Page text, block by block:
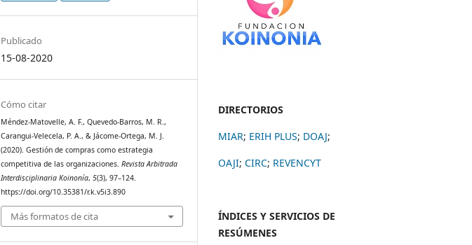
Publicado
15-08-2020
Cómo citar
Méndez-Matovelle, A. F., Quevedo-Barros, M. R.,
Carangui-Velecela, P. A., & Jácome-Ortega, M. J.
(2020). Gestión de compras como estrategia
competitiva de las organizaciones.Revista Arbitrada
Interdisciplinaria Koinonía,5(3), 97–124.
https://doi.org/10.35381/r.k.v5i3.890
Más formatos de cita
DIRECTORIOS
MIAR; ERIH PLUS; DOAJ;
OAJI; CIRC; REVENCYT
ÍNDICES Y SERVICIOS DE
RESÚMENES